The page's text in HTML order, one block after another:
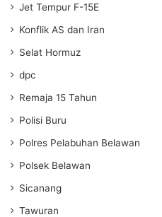
Jet Tempur F-15E
Konflik AS dan Iran
Selat Hormuz
dpc
Remaja 15 Tahun
Polisi Buru
Polres Pelabuhan Belawan
Polsek Belawan
Sicanang
Tawuran